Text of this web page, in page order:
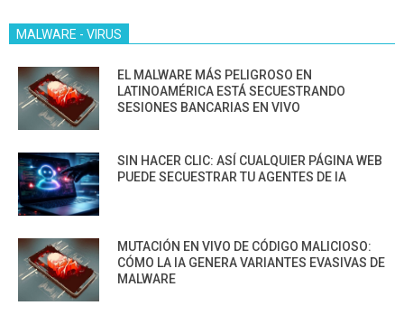
MALWARE - VIRUS
EL MALWARE MÁS PELIGROSO EN
LATINOAMÉRICA ESTÁ SECUESTRANDO
SESIONES BANCARIAS EN VIVO
SIN HACER CLIC: ASÍ CUALQUIER PÁGINA WEB
PUEDE SECUESTRAR TU AGENTES DE IA
MUTACIÓN EN VIVO DE CÓDIGO MALICIOSO:
CÓMO LA IA GENERA VARIANTES EVASIVAS DE
MALWARE